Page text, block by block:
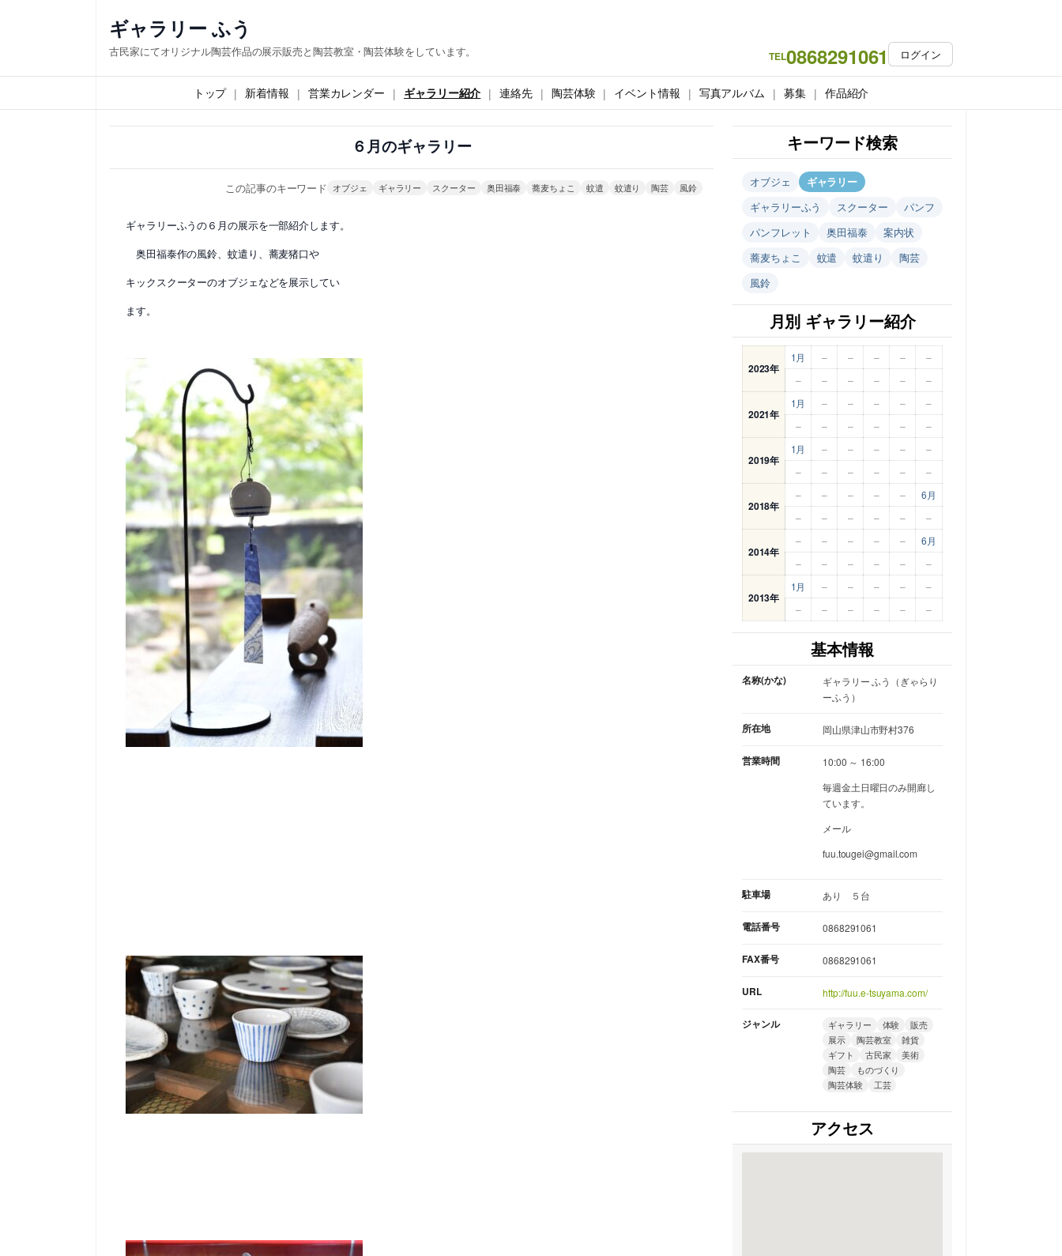
ス
キ
ギャラリー ふう
古民家にてオリジナル陶芸作品の展示販売と陶芸教室・陶芸体験をしています。 TEL0868291061 ログイン
トップ 新着情報 営業カレンダー ギャラリー紹介 連絡先 陶芸体験 イベント情報 写真アルバム 募集 作品紹介
６月のギャラリー
この記事のキーワード オブジェ ギャラリー スクーター 奥田福泰 蕎麦ちょこ 蚊遣 蚊遣り 陶芸 風鈴
ギャラリーふうの６月の展示を一部紹介します。
奥田福泰作の風鈴、蚊遣り、蕎麦猪口や
キックスクーターのオブジェなどを展示してい
ます。
キーワード検索
オブジェ
ギャラリー
ギャラリーふう
スクーター
パンフ
パンフレット
奥田福泰
案内状
蕎麦ちょこ
蚊遣 蚊遣り
陶芸
風鈴
月別 ギャラリー紹介
2023年
1月 – – – –
–
–
– – – – –
2021年
1月 – – – –
–
–
– – – – –
2019年
1月 – – – –
–
–
– – – – –
2018年
– – – – –
6月
–
– – – – –
2014年
– – – – –
6月
–
– – – – –
2013年
1月 – – – –
–
–
– – – – –
基本情報
名称(かな)
ギャラリー ふう（ぎゃらり
ーふう）
所在地 岡山県津山市野村376
営業時間
10:00 ～ 16:00
毎週金土日曜日のみ開廊し
ています。
メール
fuu.tougei@gmail.com
駐車場 あり ５台
電話番号 0868291061
FAX番号 0868291061
URL http://fuu.e-tsuyama.com/
ジャンル ギャラリー 体験
販売
展示
陶芸教室
雑貨
ギフト
古民家
美術
陶芸
ものづくり
陶芸体験
工芸
アクセス